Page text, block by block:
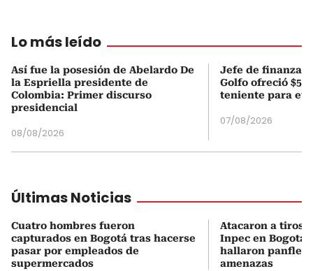
Lo más leído
Así fue la posesión de Abelardo De
la Espriella presidente de
Colombia: Primer discurso
presidencial
08/08/2026
Jefe de finanzas
Golfo ofreció
teniente para
07/08/2026
Últimas Noticias
Cuatro hombres fueron
capturados en Bogotá tras hacerse
pasar por empleados de
supermercados
Atacaron a tiros
Inpec en
hallaron
amenazas